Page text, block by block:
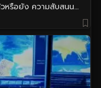
หรือยัง ความสับสนน…